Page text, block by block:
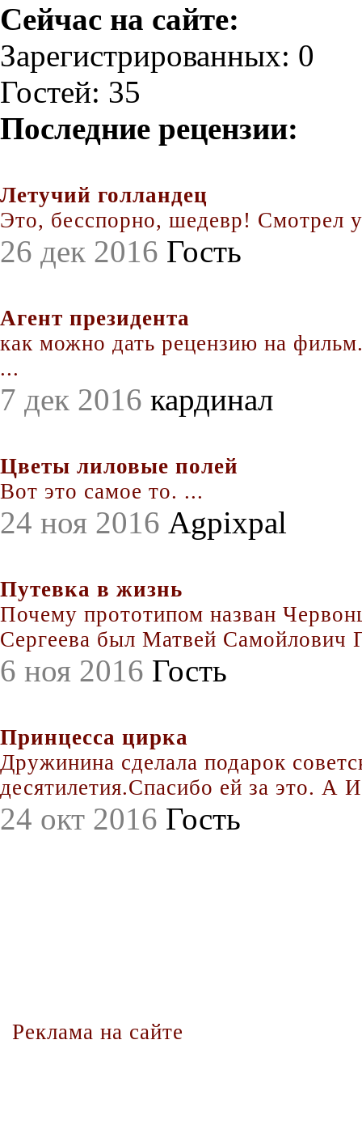
Сейчас на сайте:
Зарегистрированных: 0
Гостей: 35
Последние рецензии:
Летучий голландец
Это, бесспорно, шедевр! Смотрел
26 дек 2016 Гость
Агент президента
как можно дать рецензию на
...
7 дек 2016 кардинал
Цветы лиловые полей
Вот это самое то. ...
24 ноя 2016 Agpixpal
Путевка в жизнь
Почему прототипом назван
Сергеева был Матвей Самойлович
6 ноя 2016 Гость
Принцесса цирка
Дружинина сделала подарок
десятилетия.Спасибо ей за это. А
24 окт 2016 Гость
Реклама на сайте